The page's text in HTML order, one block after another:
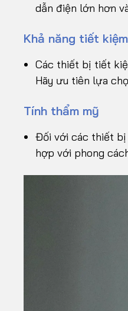
dẫn điện lớn hơn
Khả năng tiết
Các thiết bị tiết
Hãy ưu tiên lựa
Tính thẩm mỹ
Đối với các thiết bị
hợp với phong